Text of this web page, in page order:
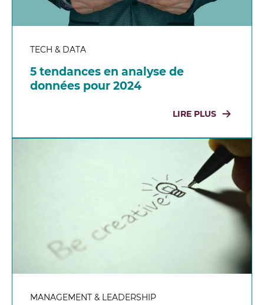
TECH & DATA
5 tendances en analyse de
données pour 2024
LIRE PLUS
MANAGEMENT & LEADERSHIP